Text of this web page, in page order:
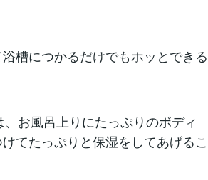
槽につかるだけでもホッとできる
お風呂上りにたっぷりのボディ
てたっぷりと保湿をしてあげるこ